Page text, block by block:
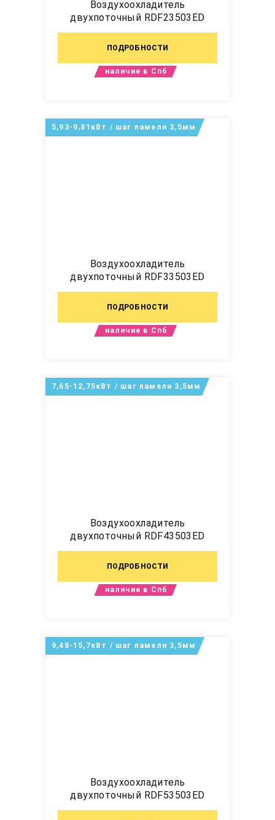
Воздухоохладитель
двухпоточный RDF23503ED
ПОДРОБНОСТИ
наличие в Спб
Воздухоохладитель
двухпоточный RDF33503ED
ПОДРОБНОСТИ
5,93-9,81кВт / шаг ламели 3,5мм
наличие в Спб
Воздухоохладитель
двухпоточный RDF43503ED
ПОДРОБНОСТИ
7,65-12,75кВт / шаг ламели 3,5мм
наличие в Спб
Воздухоохладитель
двухпоточный RDF53503ED
9,48-15,7кВт / шаг ламели 3,5мм